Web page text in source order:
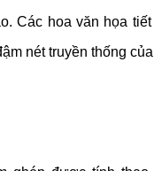
Các hoa văn họa
nét truyền thống